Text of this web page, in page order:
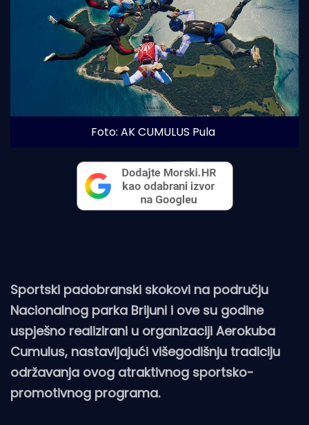
Foto: AK CUMULUS Pula
Sportski padobranski skokovi na području
Nacionalnog parka Brijuni i ove su godine
uspješno realizirani u organizaciji Aerokuba
Cumulus, nastavljajući višegodišnju tradiciju
održavanja ovog atraktivnog sportsko-
promotivnog programa.